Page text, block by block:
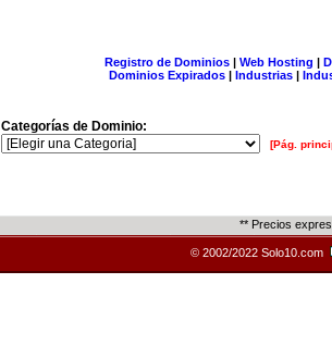
Registro de Dominios| Web Hosting |
Dominios Expirados | Industrias |
Categorías de Dominio:
[Pág.
** Precios
© 2002/2022 Solo10.com